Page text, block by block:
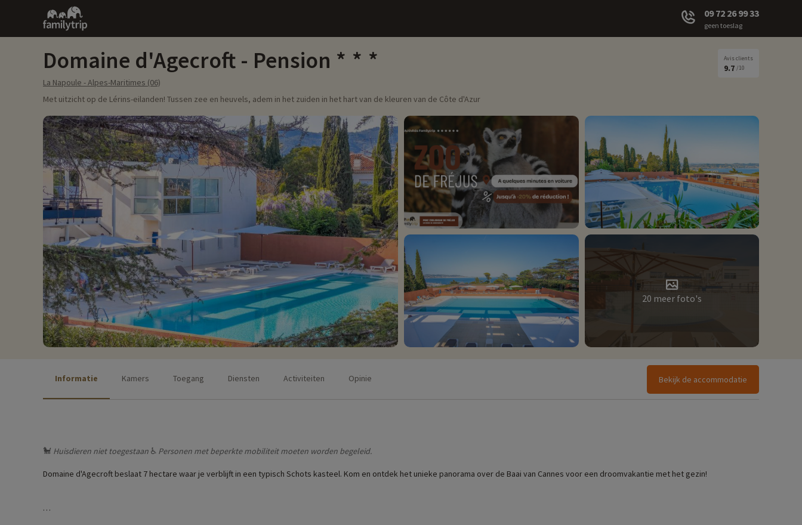
Family
trip
09 72 26 99 33
geen toeslag
Domaine d'Agecroft - Pension
La Napoule - Alpes-Maritimes (06)
Avis clients
9.7 /10
Met uitzicht op de Lérins-eilanden! Tussen zee en heuvels, adem in het zuiden in het hart van de kleuren van de Côte d'Azur
20 meer foto's
Informatie Kamers Toegang Diensten Activiteiten Opinie Bekijk de accommodatie
🐩 Huisdieren niet toegestaan ♿ Personen met beperkte mobiliteit moeten worden begeleid.
Domaine d'Agecroft beslaat 7 hectare waar je verblijft in een typisch Schots kasteel. Kom en ontdek het unieke panorama over de Baai van Cannes voor een droomvakantie met het gezin!